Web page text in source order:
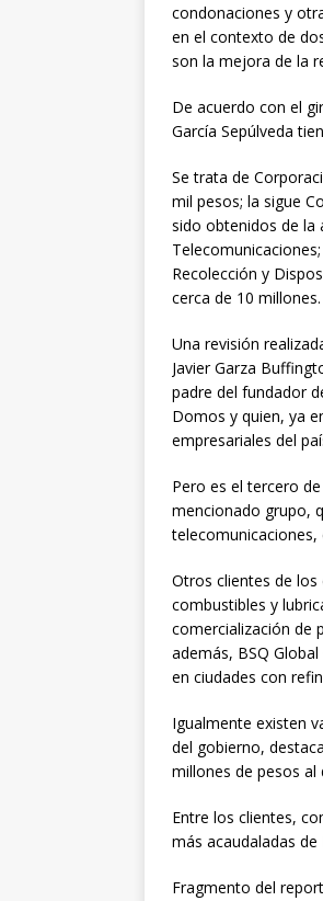
condonaciones y
en el contexto de
son la mejora de la
De acuerdo con el
García Sepúlveda
Se trata de
mil pesos; la sigue
sido obtenidos de la
Recolección y
cerca de 10 millones.
Una revisión
Javier Garza
padre del fundador
Domos y quien, ya
empresariales del
Pero es el tercero
mencionado grupo,
telecomunicaciones,
Otros clientes de
combustibles y
comercialización de
además, BSQ
en ciudades con
Igualmente existen
del gobierno,
millones de pesos al
Entre los clientes,
más acaudaladas
Fragmento del